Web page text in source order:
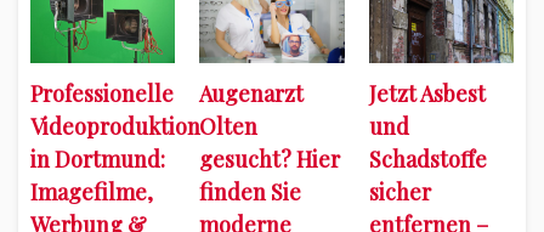
Professionelle
Videoproduktion
in Dortmund:
Imagefilme,
Werbung &
Augenarzt
Olten
gesucht? Hier
finden Sie
moderne
Jetzt Asbest
und
Schadstoffe
sicher
entfernen –